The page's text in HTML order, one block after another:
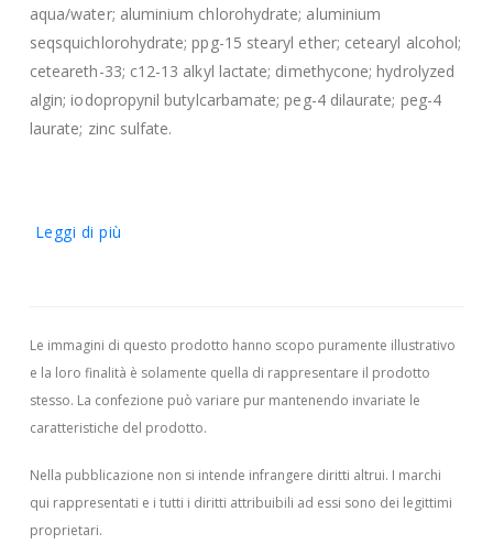
aqua/water; aluminium chlorohydrate; aluminium
seqsquichlorohydrate; ppg-15 stearyl ether; cetearyl alcohol;
ceteareth-33; c12-13 alkyl lactate; dimethycone; hydrolyzed
algin; iodopropynil butylcarbamate; peg-4 dilaurate; peg-4
laurate; zinc sulfate.
Leggi di più
Le immagini di questo prodotto hanno scopo puramente illustrativo
e la loro finalità è solamente quella di rappresentare il prodotto
stesso. La confezione può variare pur mantenendo invariate le
caratteristiche del prodotto.
Nella pubblicazione non si intende infrangere diritti altrui. I marchi
qui rappresentati e i tutti i diritti attribuibili ad essi sono dei legittimi
proprietari.